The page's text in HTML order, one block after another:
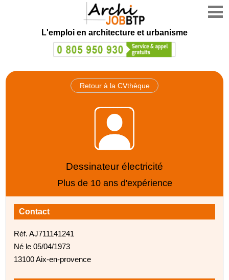
L'emploi en architecture et urbanisme
Retour à la CVthèque
Dessinateur électricité
Plus de 10 ans d'expérience
Contact
Réf. AJ711141241
Né le 05/04/1973
13100 Aix-en-provence